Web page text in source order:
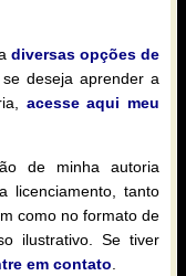
diversas opções de
deseja aprender a
acesse aqui meu
de minha autoria
licenciamento, tanto
como no formato de
ilustrativo. Se tiver
em contato